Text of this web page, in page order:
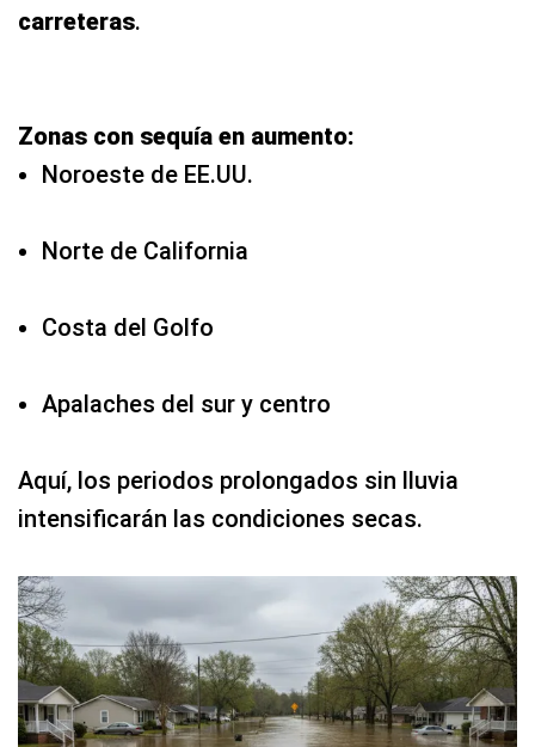
carreteras.
Zonas con sequía en aumento:
Noroeste de EE.UU.
Norte de California
Costa del Golfo
Apalaches del sur y centro
Aquí, los periodos prolongados sin lluvia
intensificarán las condiciones secas.